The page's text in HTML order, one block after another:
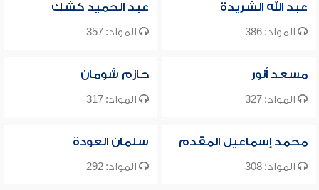
عبد الله الشريدة
المواد: 386
عبد الحميد كشك
المواد: 357
مسعد أنور
المواد: 327
حازم شومان
المواد: 317
محمد إسماعيل المقدم
المواد: 308
سلمان العودة
المواد: 292